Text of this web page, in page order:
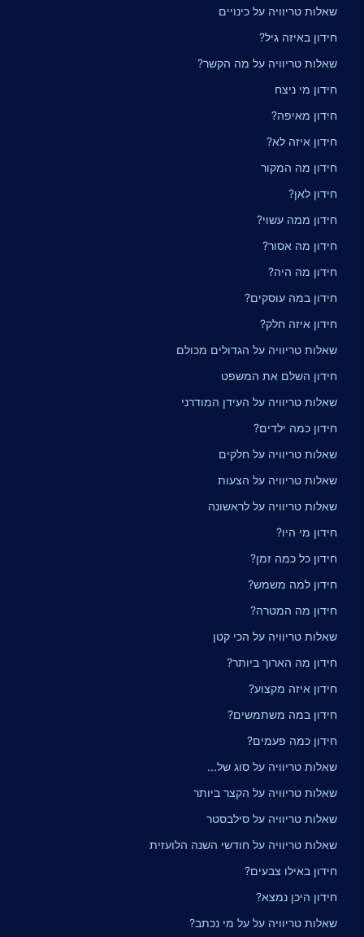
שאלות טריוויה על כינויים
חידון באיזה גיל?
שאלות טריוויה על מה הקשר?
חידון מי ניצח
חידון מאיפה?
חידון איזה לא?
חידון מה המקור
חידון לאן?
חידון ממה עשוי?
חידון מה אסור?
חידון מה היה?
חידון במה עוסקים?
חידון איזה חלק?
שאלות טריוויה על הגדולים מכולם
חידון השלם את המשפט
שאלות טריוויה על העידן המודרני
חידון כמה ילדים?
שאלות טריוויה על חלקים
שאלות טריוויה על הצעות
שאלות טריוויה על לראשונה
חידון מי היו?
חידון כל כמה זמן?
חידון למה משמש?
חידון מה המטרה?
שאלות טריוויה על הכי קטן
חידון מה הארוך ביותר?
חידון איזה מקצוע?
חידון במה משתמשים?
חידון כמה פעמים?
שאלות טריוויה על סוג של...
שאלות טריוויה על הקצר ביותר
שאלות טריוויה על סילבסטר
שאלות טריוויה על חודשי השנה הלועזית
חידון באילו צבעים?
חידון היכן נמצא?
שאלות טריוויה על על מי נכתב?